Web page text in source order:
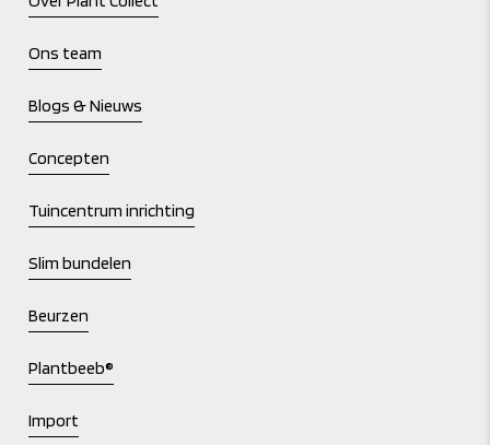
Ons team
Blogs & Nieuws
Concepten
Tuincentrum inrichting
Slim bundelen
Beurzen
Plantbeeb®
Import